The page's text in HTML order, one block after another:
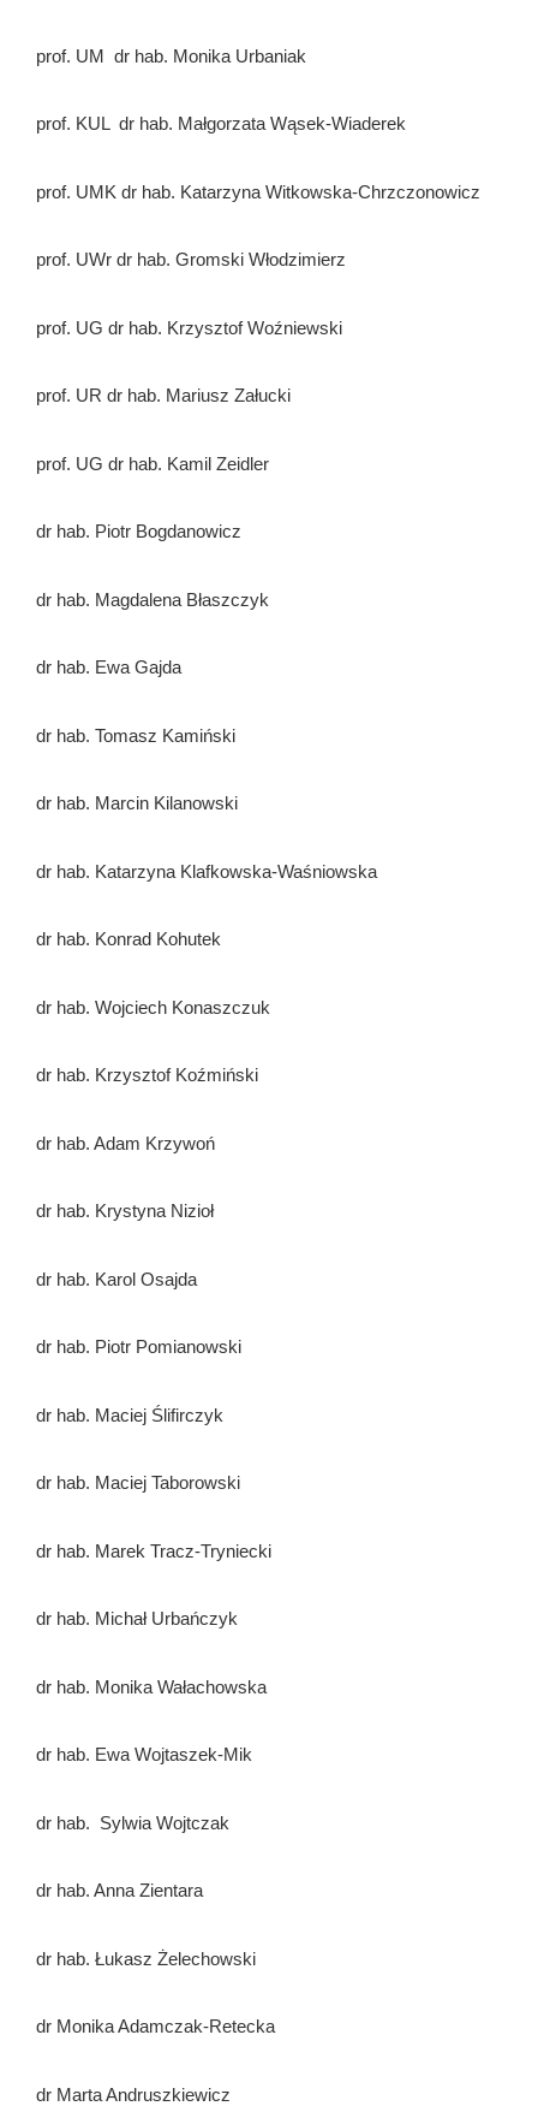
prof. UM dr hab. Monika Urbaniak
prof. KUL dr hab. Małgorzata Wąsek-Wiaderek
prof. UMK dr hab. Katarzyna Witkowska-Chrzczonowicz
prof. UWr dr hab. Gromski Włodzimierz
prof. UG dr hab. Krzysztof Woźniewski
prof. UR dr hab. Mariusz Załucki
prof. UG dr hab. Kamil Zeidler
dr hab. Piotr Bogdanowicz
dr hab. Magdalena Błaszczyk
dr hab. Ewa Gajda
dr hab. Tomasz Kamiński
dr hab. Marcin Kilanowski
dr hab. Katarzyna Klafkowska-Waśniowska
dr hab. Konrad Kohutek
dr hab. Wojciech Konaszczuk
dr hab. Krzysztof Koźmiński
dr hab. Adam Krzywoń
dr hab. Krystyna Nizioł
dr hab. Karol Osajda
dr hab. Piotr Pomianowski
dr hab. Maciej Ślifirczyk
dr hab. Maciej Taborowski
dr hab. Marek Tracz-Tryniecki
dr hab. Michał Urbańczyk
dr hab. Monika Wałachowska
dr hab. Ewa Wojtaszek-Mik
dr hab. Sylwia Wojtczak
dr hab. Anna Zientara
dr hab. Łukasz Żelechowski
dr Monika Adamczak-Retecka
dr Marta Andruszkiewicz